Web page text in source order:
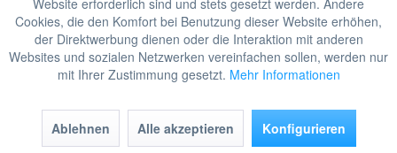
Website erforderlich sind und stets gesetzt werden. Andere
Cookies, die den Komfort bei Benutzung dieser Website erhöhen,
der Direktwerbung dienen oder die Interaktion mit anderen
Websites und sozialen Netzwerken vereinfachen sollen, werden nur
mit Ihrer Zustimmung gesetzt. Mehr Informationen
Ablehnen Alle akzeptieren Konfigurieren